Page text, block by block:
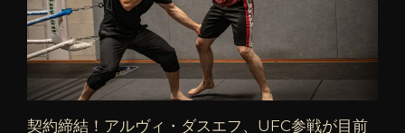
契約締結！アルヴィ・ダスエフ、UFC参戦が目前